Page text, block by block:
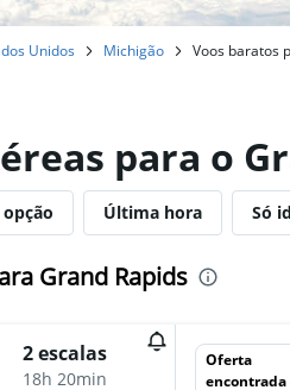
Unidos Michigão Voos baratos
para o
Última hora Só
Grand Rapids
2 escalas
18h 20min
Oferta
encontrada